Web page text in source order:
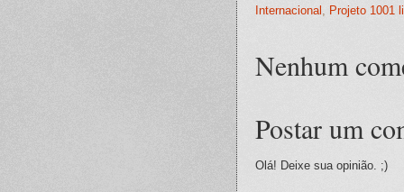
Internacional
Projeto 1001
Nenhum
Postar um
Olá! Deixe sua opinião. ;)